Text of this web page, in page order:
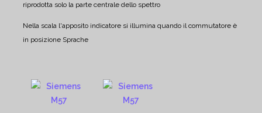
riprodotta solo la parte centrale dello spettro
Nella scala l'apposito indicatore si illumina quando il commutatore è
in posizione Sprache